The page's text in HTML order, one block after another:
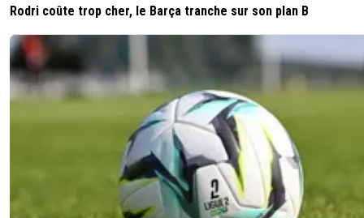
Rodri coûte trop cher, le Barça tranche sur son plan B